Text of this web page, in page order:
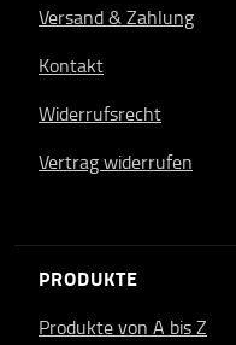
Versand & Zahlung
Kontakt
Widerrufsrecht
Vertrag widerrufen
PRODUKTE
Produkte von A bis Z